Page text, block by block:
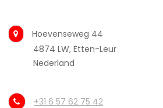
Hoevenseweg 44
4874 LW, Etten-Leur
Nederland
+31 6 57 62 75 42